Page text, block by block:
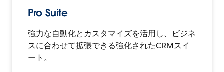
Pro Suite
強力な自動化とカスタマイズを活用し、ビジネ
スに合わせて拡張できる強化されたCRMスイ
ート。